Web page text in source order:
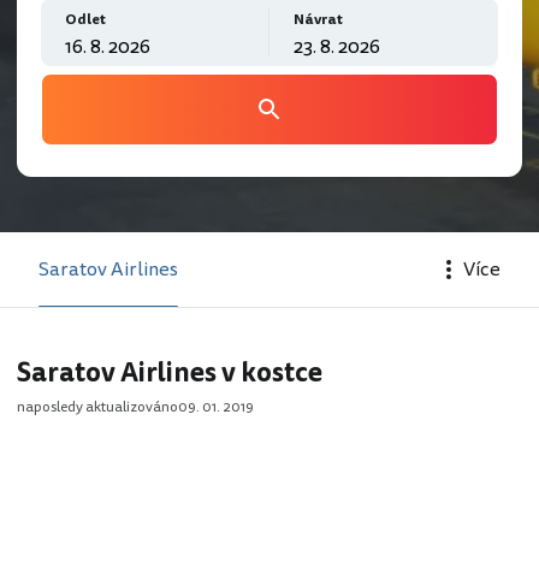
Odlet Návrat
Saratov Airlines Více
Saratov Airlines v kostce
naposledy aktualizováno09. 01. 2019